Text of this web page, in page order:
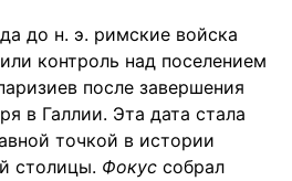
до н. э. римские войска
контроль над поселением
после завершения
в Галлии. Эта дата стала
точкой в истории
столицы. Фокус собрал